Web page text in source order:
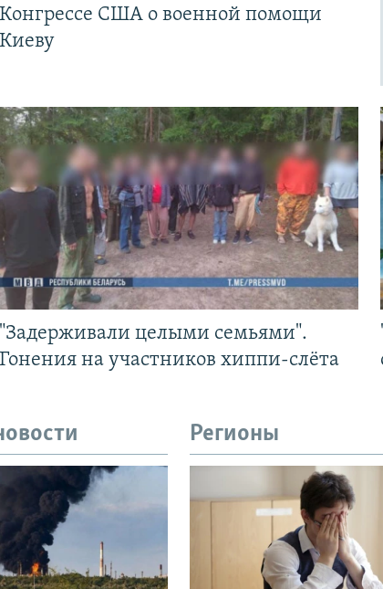
Конгрессе США о военной помощи
Киеву
"Задерживали целыми семьями".
Гонения на участников хиппи-слёта
Регионы